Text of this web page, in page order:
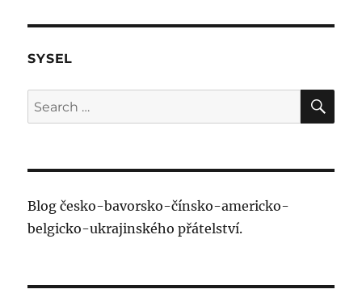
SYSEL
Search
for:
Blog česko-bavorsko-čínsko-americko-
belgicko-ukrajinského přátelství.